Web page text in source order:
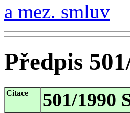
a mez. smluv
Předpis
Citace 501/1990